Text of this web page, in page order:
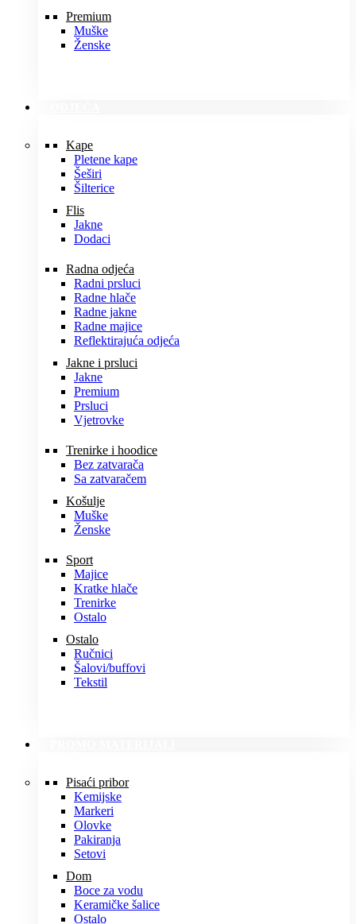
Premium
Muške
Ženske
Kape
Pletene kape
Šeširi
Šilterice
Flis
Jakne
Dodaci
Radna odjeća
Radni prsluci
Radne hlače
Radne jakne
Radne majice
Reflektirajuća odjeća
Jakne i prsluci
Jakne
Premium
Prsluci
Vjetrovke
Trenirke i hoodice
Bez zatvarača
Sa zatvaračem
Košulje
Muške
Ženske
Sport
Majice
Kratke hlače
Trenirke
Ostalo
Ostalo
Ručnici
Šalovi/buffovi
Tekstil
Pisaći pribor
Kemijske
Markeri
Olovke
Pakiranja
Setovi
Dom
Boce za vodu
Keramičke šalice
Ostalo